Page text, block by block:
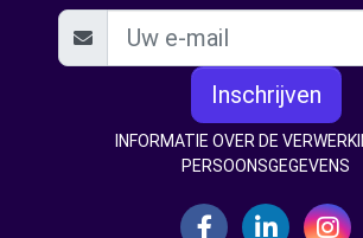
Inschrijven
INFORMATIE OVER DE
PERSOONSGEGEVENS